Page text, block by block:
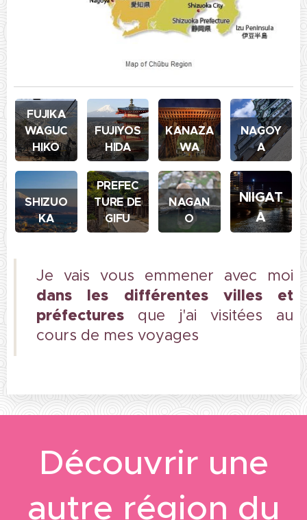
FUJIKA
WAGUC
HIKO
FUJIYOS
HIDA
KANAZA
WA
NAGOY
A
SHIZUO
KA
PREFEC
TURE DE
GIFU
NAGAN
O
NIIGAT
A
Je vais vous emmener avec moi
dans les différentes villes et
préfectures que j'ai visitées au
cours de mes voyages
Découvrir une
autre région du